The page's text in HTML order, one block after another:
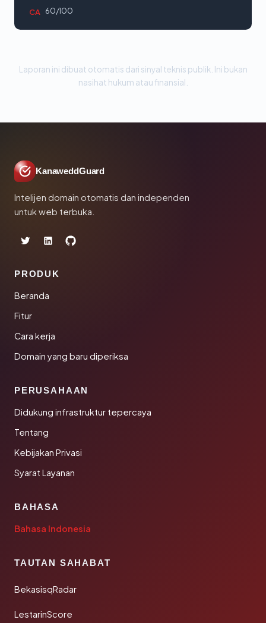
CA 60/100
Laporan ini dibuat otomatis dari sinyal teknis publik. Ini bukan
nasihat hukum atau finansial.
KanaweddGuard
Intelijen domain otomatis dan independen
untuk web terbuka.
PRODUK
Beranda
Fitur
Cara kerja
Domain yang baru diperiksa
PERUSAHAAN
Didukung infrastruktur tepercaya
Tentang
Kebijakan Privasi
Syarat Layanan
BAHASA
Bahasa Indonesia
TAUTAN SAHABAT
BekasisqRadar
LestarinScore